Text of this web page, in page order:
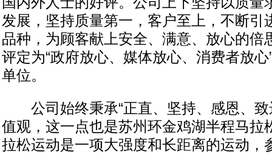
发展，坚持质量第一，客户至上，不断引
品种，为顾客献上安全、满意、放心的倍
评定为“政府放心、媒体放心、消费者放
单位。
公司始终秉承“正直、坚持、感恩、致
值观，这一点也是苏州环金鸡湖半程马拉
拉松运动是一项大强度和长距离的运动，